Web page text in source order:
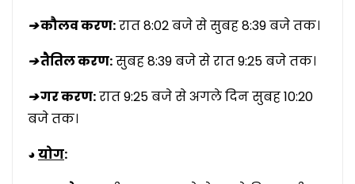
➔कौलव करण:रात 8:02 बजे से सुबह 8:39 बजे तक।
➔तैतिल करण:सुबह 8:39 बजे से रात 9:25 बजे तक।
➔गर करण:रात 9:25 बजे से अगले दिन सुबह 10:20
बजे तक।
◕योग: